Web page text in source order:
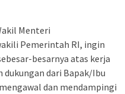
Menteri
Pemerintah RI, ingin
besarnya atas kerja
dukungan dari Bapak/Ibu
dan mendampingi